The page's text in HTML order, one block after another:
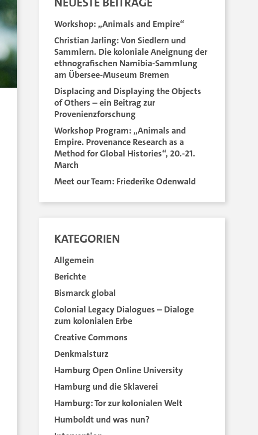
Workshop: „Animals and Empire“
Christian Jarling: Von Siedlern und
Sammlern. Die koloniale Aneignung der
ethnografischen Namibia-Sammlung
am Übersee-Museum Bremen
Displacing and Displaying the Objects
of Others – ein Beitrag zur
Provenienzforschung
Workshop Program: „Animals and
Empire. Provenance Research as a
Method for Global Histories“, 20.-21.
March
Meet our Team: Friederike Odenwald
KATEGORIEN
Allgemein
Berichte
Bismarck global
Colonial Legacy Dialogues – Dialoge
zum kolonialen Erbe
Creative Commons
Denkmalsturz
Hamburg Open Online University
Hamburg und die Sklaverei
Hamburg: Tor zur kolonialen Welt
Humboldt und was nun?